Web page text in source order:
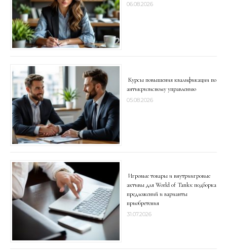
06.08.2026
Курсы повышения квалификации по
антикризисному управлению
05.08.2026
Игровые товары и внутриигровые
активы для World of Tanks: подборка
предложений и варианты
приобретения
31.07.2026